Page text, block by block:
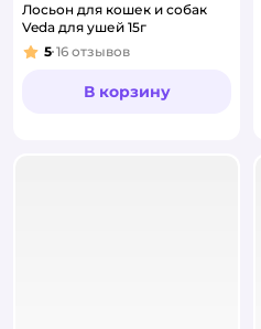
Лосьон для кошек и собак
Veda для ушей 15г
Рейтинг:
5 16 отзывов
В корзину